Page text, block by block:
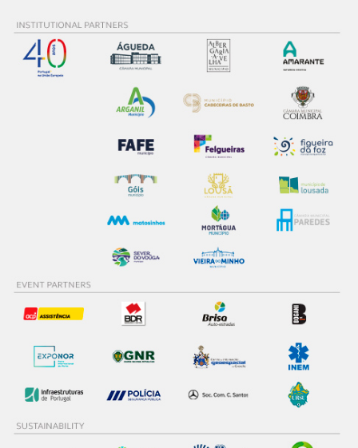
experiência de navegação no Website e nos serviços
disponibilizados.
Consulte a política de cookies do site.